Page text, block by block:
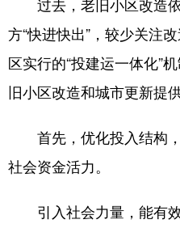
方“快进快出”，较少关注
区实行的“投建运一体化”
旧小区改造和城市更新提
首先，优化投入结构，
社会资金活力。
引入社会力量，能有效